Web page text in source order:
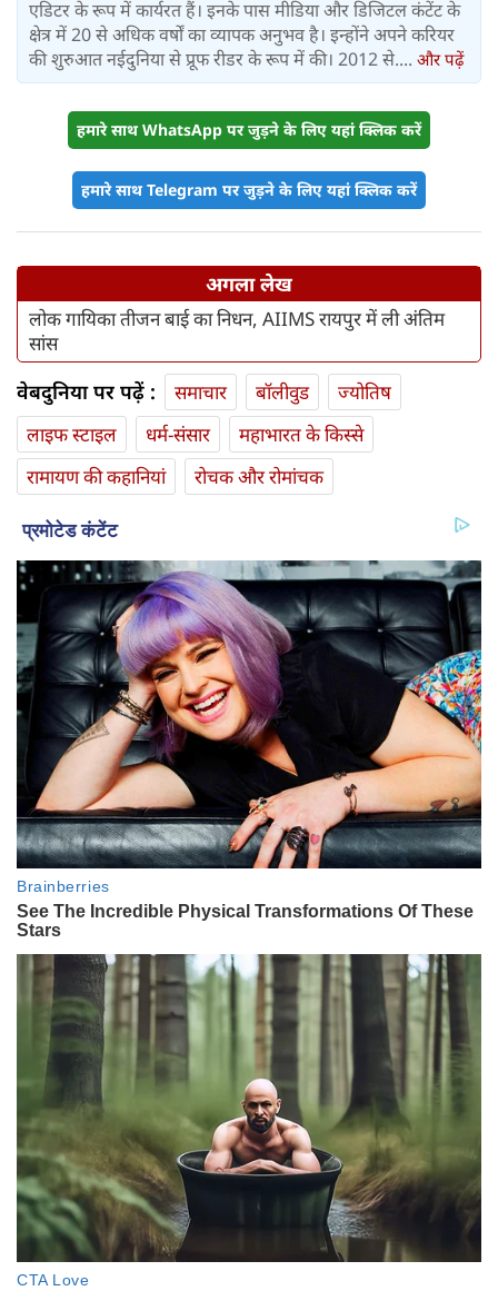
एडिटर के रूप में कार्यरत हैं। इनके पास मीडिया और डिजिटल कंटेंट के
क्षेत्र में 20 से अधिक वर्षों का व्यापक अनुभव है। इन्होंने अपने करियर
की शुरुआत नईदुनिया से प्रूफ रीडर के रूप में की। 2012 से.... और पढ़ें
हमारे साथ WhatsApp पर जुड़ने के लिए यहां क्लिक करें
हमारे साथ Telegram पर जुड़ने के लिए यहां क्लिक करें
अगला लेख
लोक गायिका तीजन बाई का निधन, AIIMS रायपुर में ली अंतिम
सांस
वेबदुनिया पर पढ़ें : समाचार बॉलीवुड
ज्योतिष
लाइफ स्‍टाइल
धर्म-संसार
महाभारत के किस्से
रामायण की कहानियां
रोचक और रोमांचक